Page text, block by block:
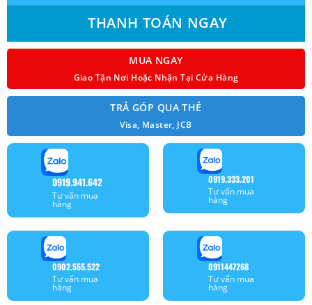
THANH TOÁN NGAY
MUA NGAY
Giao Tận Nơi Hoặc Nhận Tại Cửa Hàng
TRẢ GÓP QUA THẺ
Visa, Master, JCB
0919.941.642
Tư vấn mua
hàng
0919.333.201
Tư vấn mua
hàng
0902.555.522
Tư vấn mua
hàng
0911447268
Tư vấn mua
hàng